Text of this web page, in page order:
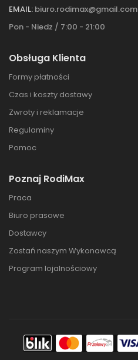
EMAIL: biuro.rodimax@gmail.com
Pon - Niedz / 7:00 - 21:00
Obsługa Klienta
Formy płatności
Czas i koszty dostawy
Zwroty i reklamacje
Regulaminy
Pomoc
Poznaj RodiMax
Praca
Biuro prasowe
Dostawcy
Zostań naszym Wykonawcą
Program lojalnościowy